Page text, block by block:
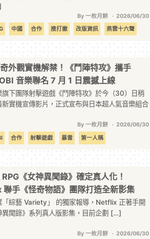
By 一枚月餅
2026/06/30
中國 合作 搜打撤 改版資訊 燕雲十六聲
名 逃離塔科夫 開放世界
外觀實機解禁！《鬥陣特攻》攜手
音樂聯名 7 月 1 日震撼上線
旗下團隊射擊遊戲《鬥陣特攻》於今（30）日稍
新實機宣傳影片，正式宣布與日本超人氣音樂組合
By 一枚月餅
2026/06/30
合作 射擊遊戲 暴雪 第一人稱
擊 聯動 聯名 鬥陣特攻
《女神異聞錄》確定真人化！
手《怪奇物語》團隊打造全新影集
「綜藝 Variety」 的獨家報導，Netflix 正著手開
異聞錄》系列真人版影集，目前企劃 […]
By 一枚月餅 2026/06/30